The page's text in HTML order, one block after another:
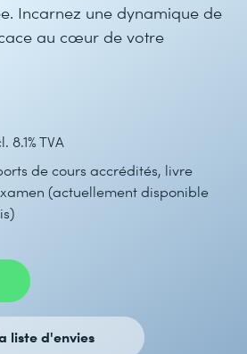
Incarnez une dynamique de
au cœur de votre
TVA
de cours accrédités, livre
(actuellement disponible
liste d'envies